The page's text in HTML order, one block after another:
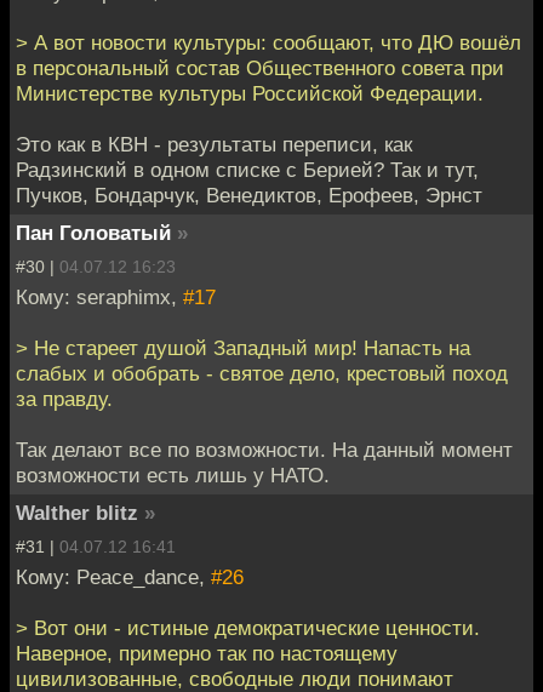
> А вот новости культуры: сообщают, что ДЮ вошёл
в персональный состав Общественного совета при
Министерстве культуры Российской Федерации.
Это как в КВН - результаты переписи, как
Радзинский в одном списке с Берией? Так и тут,
Пучков, Бондарчук, Венедиктов, Ерофеев, Эрнст
Пан Головатый »
#30 | 04.07.12 16:23
Кому: seraphimx, #17
> Не стареет душой Западный мир! Напасть на
слабых и обобрать - святое дело, крестовый поход
за правду.
Так делают все по возможности. На данный момент
возможности есть лишь у НАТО.
Walther blitz »
#31 | 04.07.12 16:41
Кому: Peace_dance, #26
> Вот они - истиные демократические ценности.
Наверное, примерно так по настоящему
цивилизованные, свободные люди понимают